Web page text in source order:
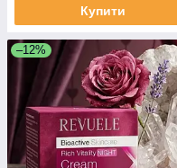
Купити
–12%